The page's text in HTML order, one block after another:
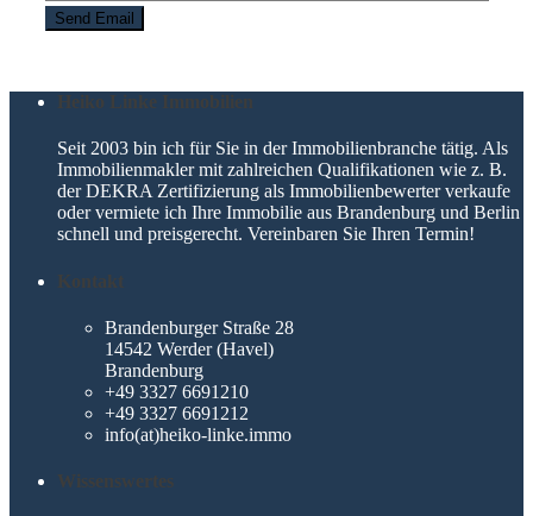
Heiko Linke Immobilien
Seit 2003 bin ich für Sie in der Immobilienbranche tätig. Als
Immobilienmakler mit zahlreichen Qualifikationen wie z. B.
der DEKRA Zertifizierung als Immobilienbewerter verkaufe
oder vermiete ich Ihre Immobilie aus Brandenburg und Berlin
schnell und preisgerecht. Vereinbaren Sie Ihren Termin!
Kontakt
Brandenburger Straße 28
14542 Werder (Havel)
Brandenburg
+49 3327 6691210
+49 3327 6691212
info(at)heiko-linke.immo
Wissenswertes